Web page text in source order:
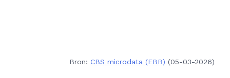
Bron: CBS microdata (EBB) (05-03-2026)